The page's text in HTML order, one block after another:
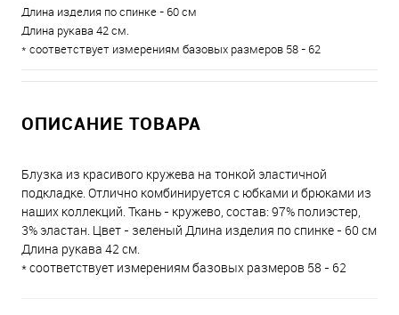
Длина изделия по спинке - 60 см
Длина рукава 42 см.
* соответствует измерениям базовых размеров 58 - 62
ОПИСАНИЕ ТОВАРА
Блузка из красивого кружева на тонкой эластичной
подкладке. Отлично комбинируется с юбками и брюками из
наших коллекций. Ткань - кружево, состав: 97% полиэстер,
3% эластан. Цвет - зеленый Длина изделия по спинке - 60 см
Длина рукава 42 см.
* соответствует измерениям базовых размеров 58 - 62